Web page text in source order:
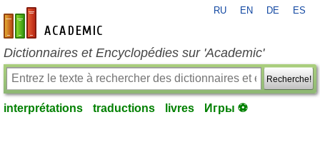
fr-academic.com
RU EN DE ES
Dictionnaires et Encyclopédies sur 'Academic'
Recherche!
interprétations traductions livres Игры ⚽